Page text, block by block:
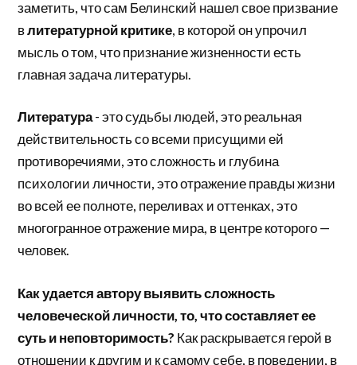
заметить, что сам Белинский нашел свое призвание
влитературной критике, в которой он упрочил
мысль о том, что признание жизненности есть
главная задача литературы.
Литература- это судьбы людей, это реальная
действительность со всеми присущими ей
противоречиями, это сложность и глубина
психологии личности, это отражение правды жизни
во всей ее полноте, переливах и оттенках, это
многогранное отражение мира, в центре которого —
человек.
Как удается автору выявить сложность
человеческой личности, то, что составляет ее
суть и неповторимость? Как раскрывается герой в
отношении к другим и к самому себе, в поведении, в